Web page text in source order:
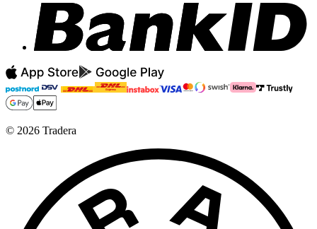
© 2026 Tradera